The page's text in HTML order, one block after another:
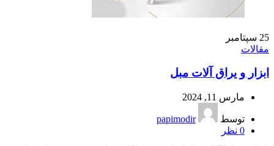
25 سپتامبر
مقالات
ابزار و یراق آلات مبل
مارس 11, 2024
توسط
papimodir
0 نظر